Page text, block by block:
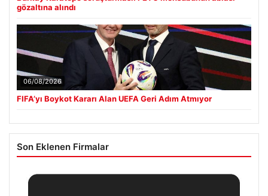
gözaltına alındı
06/08/2026
FIFA’yı Boykot Kararı Alan UEFA Geri Adım Atmıyor
Son Eklenen Firmalar